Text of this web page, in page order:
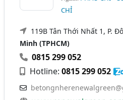
CHỈ
119B Tân Thới Nhất 1, P.
Minh (TPHCM)
0815 299 052
Hotline:0815 299 052